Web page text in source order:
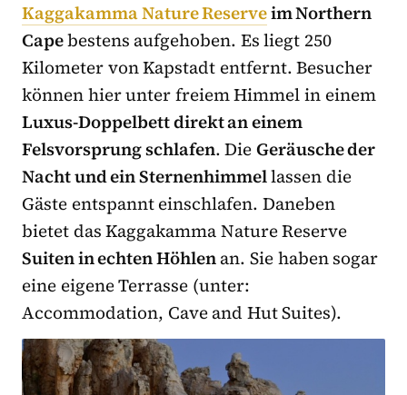
Kaggakamma Nature Reserveim Northern
Capebestens aufgehoben. Es liegt 250
Kilometer von Kapstadt entfernt. Besucher
können hier unter freiem Himmel in einem
Luxus-Doppelbett direkt an einem
Felsvorsprung schlafen. DieGeräusche der
Nacht und ein Sternenhimmellassen die
Gäste entspannt einschlafen. Daneben
bietet das Kaggakamma Nature Reserve
Suiten in echten Höhlenan. Sie haben sogar
eine eigene Terrasse (unter:
Accommodation, Cave and Hut Suites).